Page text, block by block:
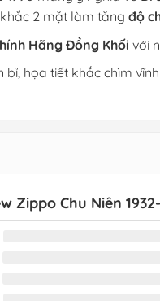
2 mặt làm tăng độ
Hãng Đồng Khối với
họa tiết khắc chìm
Zippo Chu Niên